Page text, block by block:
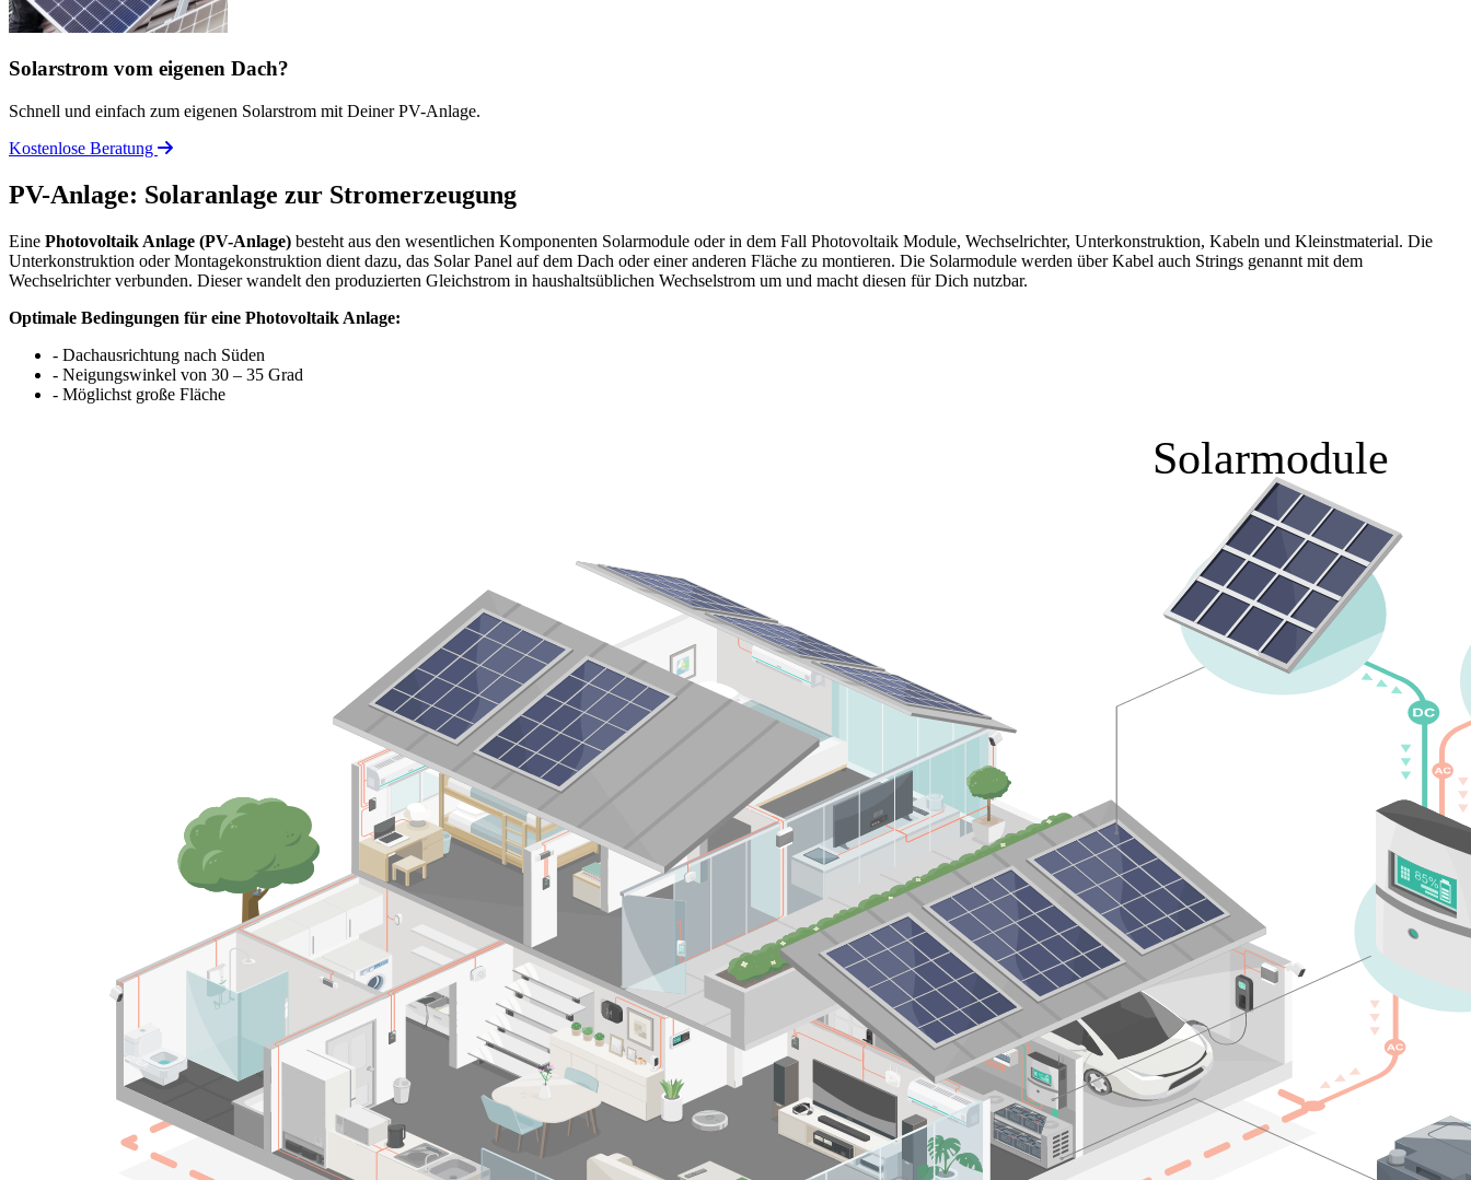
Solarstrom vom eigenen Dach?
Schnell und einfach zum eigenen Solarstrom mit Deiner PV-Anlage.
Kostenlose Beratung
PV-Anlage: Solaranlage zur Stromerzeugung
Eine Photovoltaik Anlage (PV-Anlage) besteht aus den wesentlichen Komponenten Solarmodule oder in dem Fall Photovoltaik Module, Wechselrichter, Unterkonstruktion, Kabeln und Kleinstmaterial. Die
Unterkonstruktion oder Montagekonstruktion dient dazu, das Solar Panel auf dem Dach oder einer anderen Fläche zu montieren. Die Solarmodule werden über Kabel auch Strings genannt mit dem
Wechselrichter verbunden. Dieser wandelt den produzierten Gleichstrom in haushaltsüblichen Wechselstrom um und macht diesen für Dich nutzbar.
Optimale Bedingungen für eine Photovoltaik Anlage:
- Dachausrichtung nach Süden
- Neigungswinkel von 30 – 35 Grad
- Möglichst große Fläche